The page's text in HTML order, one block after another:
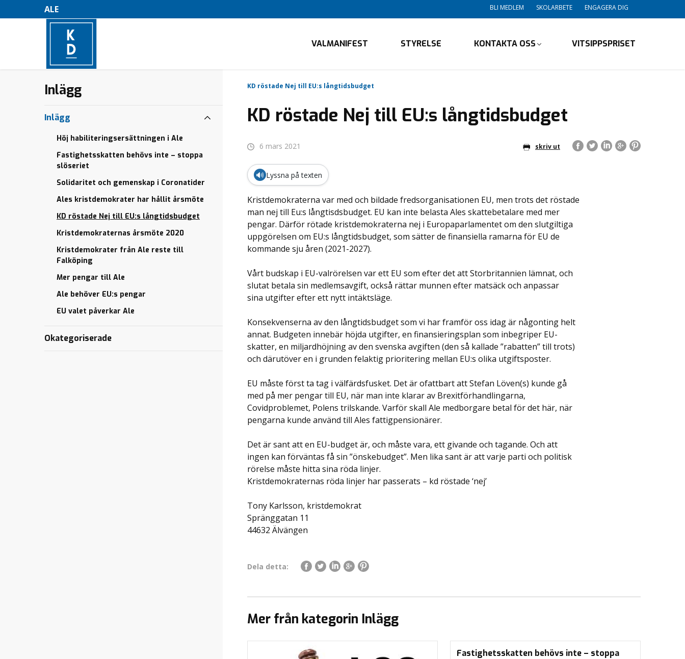
ALE BLI MEDLEM SKOLARBETE ENGAGERA DIG
VALMANIFEST STYRELSE KONTAKTA OSS VITSIPPSPRISET
KD röstade Nej till EU:s långtidsbudget
KD röstade Nej till EU:s långtidsbudget
6 mars 2021 skriv ut
🔊 Lyssna på texten
Kristdemokraterna var med och bildade fredsorganisationen EU, men trots det röstade
man nej till Eu:s långtisdsbudget. EU kan inte belasta Ales skattebetalare med mer
pengar. Därför rötade kristdemokraterna nej i Europaparlamentet om den slutgiltiga
uppgörelsen om EU:s långtidsbudget, som sätter de finansiella ramarna för EU de
kommande sju åren (2021-2027).
Vårt budskap i EU-valrörelsen var ett EU som efter det att Storbritannien lämnat, och
slutat betala sin medlemsavgift, också rättar munnen efter matsäck och anpassar
sina utgifter efter ett nytt intäktsläge.
Konsekvenserna av den långtidsbudget som vi har framför oss idag är någonting helt
annat. Budgeten innebär höjda utgifter, en finansieringsplan som inbegriper EU-
skatter, en miljardhöjning av den svenska avgiften (den så kallade ”rabatten” till trots)
och därutöver en i grunden felaktig prioritering mellan EU:s olika utgiftsposter.
EU måste först ta tag i välfärdsfusket. Det är ofattbart att Stefan Löven(s) kunde gå
med på mer pengar till EU, när man inte klarar av Brexitförhandlingarna,
Covidproblemet, Polens trilskande. Varför skall Ale medborgare betal för det här, när
pengarna kunde använd till Ales fattigpensionärer.
Det är sant att en EU-budget är, och måste vara, ett givande och tagande. Och att
ingen kan förväntas få sin ”önskebudget”. Men lika sant är att varje parti och politisk
rörelse måste hitta sina röda linjer.
Kristdemokraternas röda linjer har passerats – kd röstade ‘nej’
Tony Karlsson, kristdemokrat
Spränggatan 11
44632 Älvängen
Dela detta:
Mer från kategorin Inlägg
Fastighetsskatten behövs inte – stoppa
Inlägg
n
y
Inlägg
Höj habiliteringsersättningen i Ale
Fastighetsskatten behövs inte – stoppa
slöseriet
Solidaritet och gemenskap i Coronatider
Ales kristdemokrater har hållit årsmöte
KD röstade Nej till EU:s långtidsbudget
Kristdemokraternas årsmöte 2020
Kristdemokrater från Ale reste till
Falköping
Mer pengar till Ale
Ale behöver EU:s pengar
EU valet påverkar Ale
Okategoriserade